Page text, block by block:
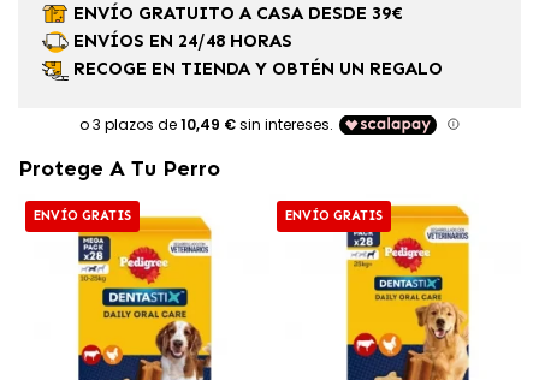
ENVÍO GRATUITO A CASA DESDE 39€
ENVÍOS EN 24/48 HORAS
RECOGE EN TIENDA Y OBTÉN UN REGALO
Protege A Tu Perro
ENVÍO GRATIS ENVÍO GRATIS